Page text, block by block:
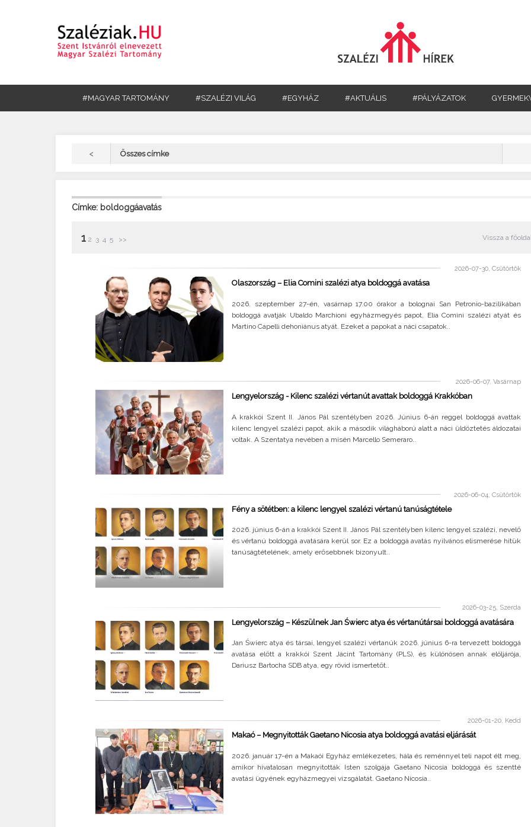
#MAGYAR TARTOMÁNY #SZALÉZI VILÁG #EGYHÁZ #AKTUÁLIS #PÁLYÁZATOK
< Összes címke
Címke: boldoggáavatás
Vissza a
1 2 3 4 5 >>
2026-07-30, Csütörtök
Olaszország – Elia Comini szalézi atya boldoggá avatása
2026. szeptember 27-én, vasárnap 17.00 órakor a bolognai San Petronio-bazilikában
boldoggá avatják Ubaldo Marchioni egyházmegyés papot, Elia Comini szalézi atyát és
Martino Capelli dehoniánus atyát. Ezeket a papokat a náci csapatok..
2026-06-07, Vasárnap
Lengyelország - Kilenc szalézi vértanút avattak boldoggá Krakkóban
A krakkói Szent II. János Pál szentélyben 2026. Június 6-án reggel boldoggá avattak
kilenc lengyel szalézi papot, akik a második világháború alatt a náci üldöztetés áldozatai
voltak. A Szentatya nevében a misén Marcello Semeraro..
2026-06-04, Csütörtök
Fény a sötétben: a kilenc lengyel szalézi vértanú tanúságtétele
2026. június 6-án a krakkói Szent II. János Pál szentélyben kilenc lengyel szalézi, nevelő
és vértanú boldoggá avatására kerül sor. Ez a boldoggá avatás nyilvános elismerése hitük
tanúságtételének, amely erősebbnek bizonyult..
2026-03-25, Szerda
Lengyelország – Készülnek Jan Świerc atya és vértanútársai boldoggá avatására
Jan Świerc atya és társai, lengyel szalézi vértanúk 2026. június 6-ra tervezett boldoggá
avatása előtt a krakkói Szent Jácint Tartomány (PLS), és különösen annak elöljárója,
Dariusz Bartocha SDB atya, egy rövid ismertetőt..
2026-01-20, Kedd
Makaó – Megnyitották Gaetano Nicosia atya boldoggá avatási eljárását
2026. január 17-én a Makaói Egyház emlékezetes, hála és reménnyel teli napot élt meg,
amikor hivatalosan megnyitották Isten szolgája Gaetano Nicosia boldoggá és szentté
avatási ügyének egyházmegyei vizsgálatát. Gaetano Nicosia..